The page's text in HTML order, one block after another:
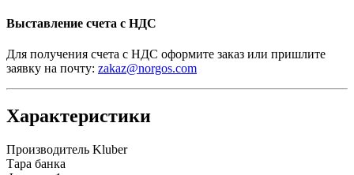
Выставление счета с НДС
Для получения счета с НДС оформите заказ или пришлите
заявку на почту: zakaz@norgos.com
Характеристики
Производитель Kluber
Тара банка